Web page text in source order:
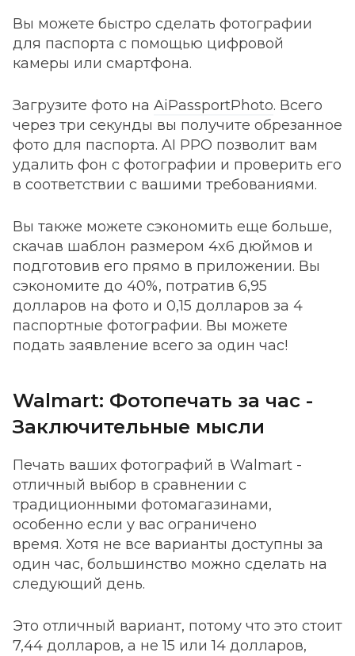
Вы можете быстро сделать фотографии
для паспорта с помощью цифровой
камеры или смартфона.
Загрузите фото на AiPassportPhoto. Всего
через три секунды вы получите обрезанное
фото для паспорта. AI PPO позволит вам
удалить фон с фотографии и проверить его
в соответствии с вашими требованиями.
Вы также можете сэкономить еще больше,
скачав шаблон размером 4x6 дюймов и
подготовив его прямо в приложении. Вы
сэкономите до 40%, потратив 6,95
долларов на фото и 0,15 долларов за 4
паспортные фотографии. Вы можете
подать заявление всего за один час!
Walmart: Фотопечать за час -
Заключительные мысли
Печать ваших фотографий в Walmart -
отличный выбор в сравнении с
традиционными фотомагазинами,
особенно если у вас ограничено
время. Хотя не все варианты доступны за
один час, большинство можно сделать на
следующий день.
Это отличный вариант, потому что это стоит
7,44 долларов, а не 15 или 14 долларов,